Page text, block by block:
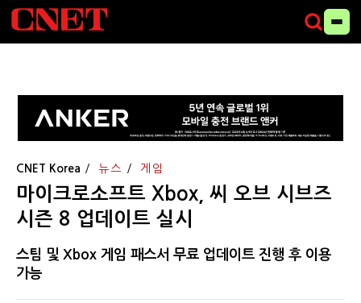
CNET Korea 뉴스 게임
마이크로소프트 Xbox, 씨 오브 시브즈
시즌 8 업데이트 실시
스팀 및 Xbox 게임 패스서 무료 업데이트 진행 후 이용
가능